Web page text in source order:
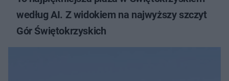
według AI. Z widokiem na najwyższy szczyt
Gór Świętokrzyskich